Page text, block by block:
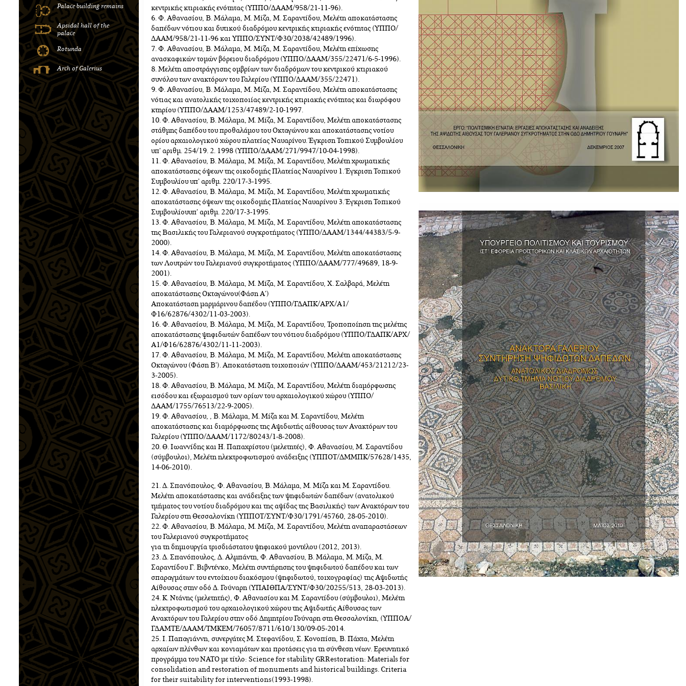
Palace building remains
Apsidal hall of the
palace
Rotunda
Αrch of Galerius
κεντρικής κτιριακής ενότητας (ΥΠΠΟ/ΔΑΑΜ/958/21-11-96).
6. Φ. Αθανασίου, Β. Μάλαμα, Μ. Μίζα, Μ. Σαραντίδου, Μελέτη αποκατάστασης
δαπέδων νότιου και δυτικού διαδρόμου κεντρικής κτιριακής ενότητας (ΥΠΠΟ/
ΔΑΑΜ/958/21-11-96 και ΥΠΠΟ/ΣΥΝΤ/Φ30/2038/42489/1996).
7. Φ. Αθανασίου, Β. Μάλαμα, Μ. Μίζα, Μ. Σαραντίδου, Μελέτη επίχωσης
ανασκαφικών τομών βόρειου διαδρόμου (ΥΠΠΟ/ΔΑΑΜ/355/22471/6-5-1996).
8. Μελέτη αποστράγγισης ομβρίων των διαδρόμων του κεντρικού κτιριακού
συνόλου των ανακτόρων του Γαλερίου (ΥΠΠΟ/ΔΑΑΜ/355/22471).
9. Φ. Αθανασίου, Β. Μάλαμα, Μ. Μίζα, Μ. Σαραντίδου, Μελέτη αποκατάστασης
νότιας και ανατολικής τοιχοποιίας κεντρικής κτιριακής ενότητας και διωρόφου
κτηρίου (ΥΠΠΟ/ΔΑΑΜ/1253/47489/2-10-1997.
10. Φ. Αθανασίου, Β. Μάλαμα, Μ. Μίζα, Μ. Σαραντίδου, Μελέτη αποκατάστασης
στάθμης δαπέδου του προθαλάμου του Οκταγώνου και αποκατάστασης νοτίου
ορίου αρχαιολογικού χώρου πλατείας Ναυαρίνου. Έγκριση Τοπικού Συμβουλίου
υπ’ αριθμ. 254/19. 2. 1998 (ΥΠΠΟ/ΔΑΑΜ/271/9947/10-04-1998).
11. Φ. Αθανασίου, Β. Μάλαμα, Μ. Μίζα, Μ. Σαραντίδου, Μελέτη χρωματικής
αποκατάστασης όψεων της οικοδομής Πλατείας Ναυαρίνου 1. Έγκριση Τοπικού
Συμβουλίου υπ’ αριθμ. 220/17-3-1995.
12. Φ. Αθανασίου, Β. Μάλαμα, Μ. Μίζα, Μ. Σαραντίδου, Μελέτη χρωματικής
αποκατάστασης όψεων της οικοδομής Πλατείας Ναυαρίνου 3. Έγκριση Τοπικού
Συμβουλίουυπ’ αριθμ. 220/17-3-1995.
13. Φ. Αθανασίου, Β. Μάλαμα, Μ. Μίζα, Μ. Σαραντίδου, Μελέτη αποκατάστασης
της Βασιλικής του Γαλεριανού συγκροτήματος (ΥΠΠΟ/ΔΑΑΜ/1344/44383/5-9-
2000).
14. Φ. Αθανασίου, Β. Μάλαμα, Μ. Μίζα, Μ. Σαραντίδου, Μελέτη αποκατάστασης
των Λουτρών του Γαλεριανού συγκροτήματος (ΥΠΠΟ/ΔΑΑΜ/777/49689, 18-9-
2001).
15. Φ. Αθανασίου, Β. Μάλαμα, Μ. Μίζα, Μ. Σαραντίδου, Χ. Σαλβαρά, Μελέτη
αποκατάστασης Οκταγώνου(Φάση Α’)
Αποκατάσταση μαρμάρινου δαπέδου (ΥΠΠΟ/ΓΔΑΠΚ/ΑΡΧ/Α1/
Φ16/62876/4302/11-03-2003).
16. Φ. Αθανασίου, Β. Μάλαμα, Μ. Μίζα, Μ. Σαραντίδου, Τροποποίηση της μελέτης
αποκατάστασης ψηφιδωτών δαπέδων του νότιου διαδρόμου (ΥΠΠΟ/ΓΔΑΠΚ/ΑΡΧ/
Α1/Φ16/62876/4302/11-11-2003).
17. Φ. Αθανασίου, Β. Μάλαμα, Μ. Μίζα, Μ. Σαραντίδου, Μελέτη αποκατάστασης
Οκταγώνου (Φάση Β’). Αποκατάσταση τοιχοποιών (ΥΠΠΟ/ΔΑΑΜ/453/21212/23-
3-2005).
18. Φ. Αθανασίου, Β. Μάλαμα, Μ. Μίζα, Μ. Σαραντίδου, Μελέτη διαμόρφωσης
εισόδου και εξωραισμού των ορίων του αρχαιολογικού χώρου (ΥΠΠΟ/
ΔΑΑΜ/1755/76513/22-9-2005).
19. Φ. Αθανασίου, , Β. Μάλαμα, Μ. Μίζα και Μ. Σαραντίδου, Μελέτη
αποκατάστασης και διαμόρφωσης της Αψιδωτής αίθουσας των Ανακτόρων του
Γαλερίου (ΥΠΠΟ/ΔΑΑΜ/1172/80243/1-8-2008).
20. Θ. Ιωαννίδης και H. Παπαχρίστου (μελετητές), Φ. Αθανασίου, Μ. Σαραντίδου
(σύμβουλοι), Μελέτη ηλεκτροφωτισμού ανάδειξης (ΥΠΠΟΤ/ΔΜΜΠΚ/57628/1435,
14-06-2010).
21. Δ. Σπανόπουλος, Φ. Αθανασίου, Β. Μάλαμα, Μ. Μίζα και Μ. Σαραντίδου.
Μελέτη αποκατάστασης και ανάδειξης των ψηφιδωτών δαπέδων (ανατολικού
τμήματος του νοτίου διαδρόμου και της αψίδας της Βασιλικής) των Ανακτόρων του
Γαλερίου στη Θεσσαλονίκη (ΥΠΠΟΤ/ΣΥΝΤ/Φ30/1791/45760, 28-05-2010).
22. Φ. Αθανασίου, Β. Μάλαμα, Μ. Μίζα, Μ. Σαραντίδου, Μελέτη αναπαραστάσεων
του Γαλεριανού συγκροτήματος
για τη δημιουργία τρισδιάστατου ψηφιακού μοντέλου (2012, 2013).
23. Δ. Σπανόπουλος, Δ. Αλμπάντη, Φ. Αθανασίου, Β. Μάλαμα, Μ. Μίζα, Μ.
Σαραντίδου Γ. Βιβντένκο, Μελέτη συντήρησης του ψηφιδωτού δαπέδου και των
σπαραγμάτων του εντοίχιου διακόσμου (ψηφιδωτού, τοιχογραφίας) της Αψιδωτής
Αίθουσας στην οδό Δ. Γούναρη (ΥΠΑΙΘΠΑ/ΣΥΝΤ/Φ30/20255/513, 28-03-2013).
24. Κ. Ντάνης (μελετητής), Φ. Αθανασίου και Μ. Σαραντίδου (σύμβουλοι), Μελέτη
ηλεκτροφωτισμού του αρχαιολογικού χώρου της Αψιδωτής Αίθουσας των
Ανακτόρων του Γαλερίου στην οδό Δημητρίου Γούναρη στη Θεσσαλονίκη, (ΥΠΠΟΑ/
ΓΔΑΜΤΕ/ΔΑΑΜ/ΤΜΚΕΜ/76057/8711/610/130/09-05-2014.
25. Ι. Παπαγιάννη, συνεργάτες Μ. Στεφανίδου, Σ. Κονοπίση, Β. Πάχτα, Μελέτη
αρχαίων πλίνθων και κονιαμάτων και προτάσεις για τη σύνθεση νέων. Ερευνητικό
προγράμμα του ΝΑΤΟ με τίτλο: Science for stability GRRestoration: Materials for
consolidation and restoration of monuments and historical buildings. Criteria
for their suitability for interventions(1993-1998).